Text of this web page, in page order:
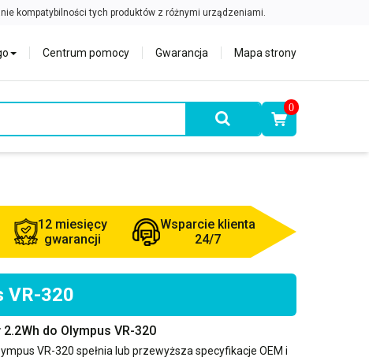
Centrum pomocy Gwarancja Mapa strony
0
12 miesięcy
gwarancji
Wsparcie klienta
24/7
VR-320
do Olympus VR-320
VR-320 spełnia lub przewyższa specyfikacje OEM i